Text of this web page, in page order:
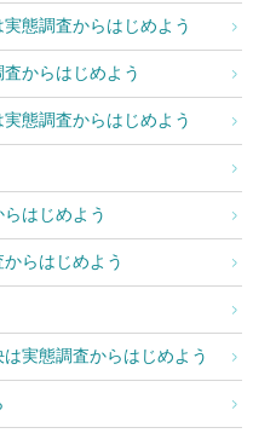
態調査からはじめよう
からはじめよう
態調査からはじめよう
はじめよう
らはじめよう
実態調査からはじめよう